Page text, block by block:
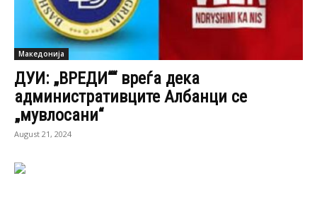
Македонија
ДУИ: „ВРЕДИ““ вреѓа дека
административците Албанци се
„мувлосани“
August 21, 2024